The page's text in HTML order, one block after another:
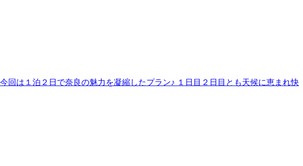
回は１泊２日で奈良の魅力を凝縮したプラン♪ １日目２日目とも天候に恵まれ快